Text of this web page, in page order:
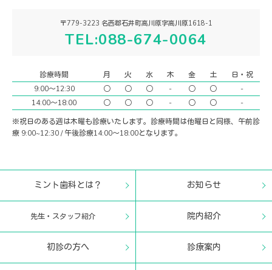
〒779-3223 名西郡石井町高川原字高川原1618-1
TEL:088-674-0064
診療時間 月 火 水 木 金 土
日・祝
9:00〜12:30
○ ○ ○ - ○ ○
-
14:00〜18:00
○ ○ ○ - ○ ○
-
※祝日のある週は木曜も診療いたします。診療時間は他曜日と同様、午前診
療 9:00~12:30 / 午後診療14:00〜18:00となります。
ミント歯科とは？ お知らせ
先生・スタッフ紹介 院内紹介
初診の方へ 診療案内